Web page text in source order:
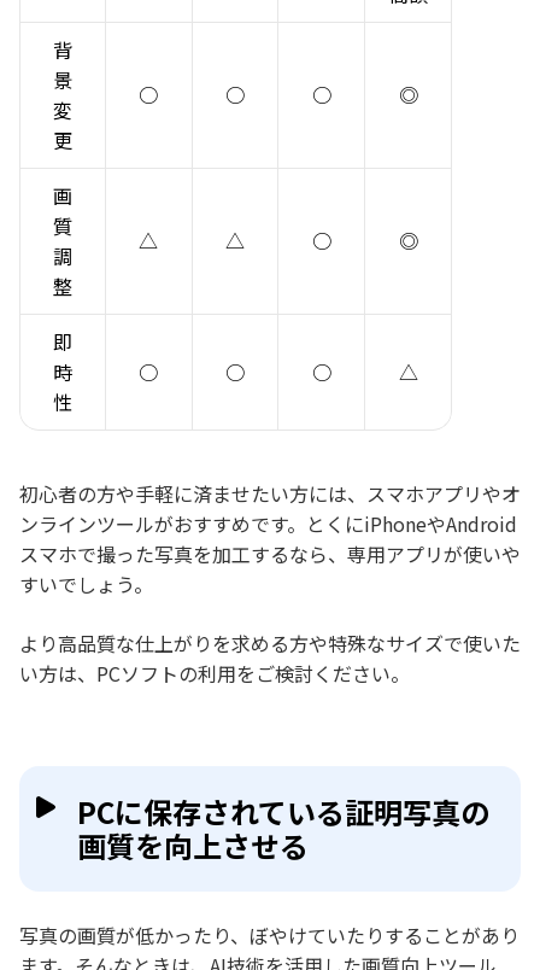
背
景
変
更
○ ○ ○ ◎
画
質
調
整
△ △ ○ ◎
即
時
性
○ ○ ○ △
初心者の方や手軽に済ませたい方には、スマホアプリやオ
ンラインツールがおすすめです。とくにiPhoneやAndroid
スマホで撮った写真を加工するなら、専用アプリが使いや
すいでしょう。
より高品質な仕上がりを求める方や特殊なサイズで使いた
い方は、PCソフトの利用をご検討ください。
PCに保存されている証明写真の
画質を向上させる
写真の画質が低かったり、ぼやけていたりすることがあり